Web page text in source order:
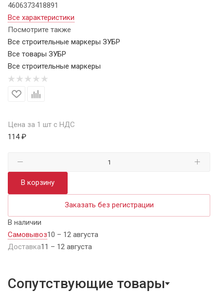
4606373418891
Все характеристики
Посмотрите также
Все строительные маркеры ЗУБР
Все товары ЗУБР
Все строительные маркеры
Цена за 1 шт с НДС
114 ₽
В корзину
Заказать без регистрации
В наличии
Самовывоз10 – 12 августа
Доставка11 – 12 августа
Сопутствующие товары